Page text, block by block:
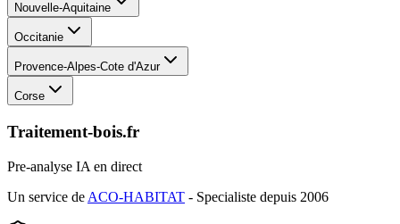
Nouvelle-Aquitaine
Occitanie
Provence-Alpes-Cote d'Azur
Corse
Traitement-bois.fr
Pre-analyse IA en direct
Un service de ACO-HABITAT - Specialiste depuis 2006